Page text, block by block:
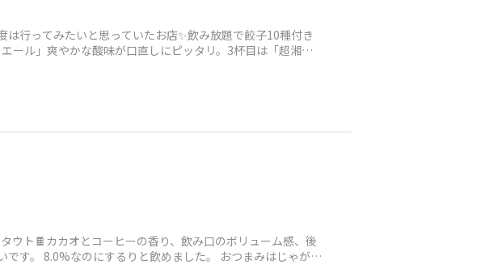
行ってみたいと思っていたお店✨飲み放題で餃子10種付き
ル」爽やかな酸味が口直しにピッタリ。3杯目は「超湘南
ウト🍫カカオとコーヒーの香り、飲み口のボリューム感、後
す。 8.0%なのにするりと飲めました。 おつまみはじゃがい